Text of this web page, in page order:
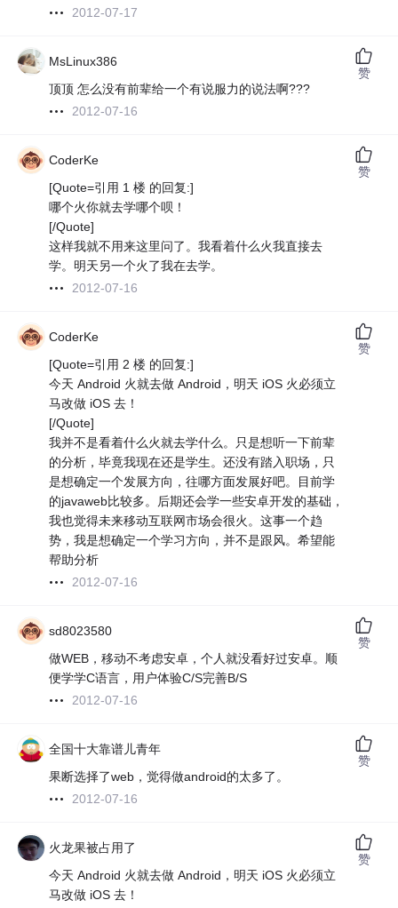
2012-07-17
MsLinux386
顶顶 怎么没有前辈给一个有说服力的说法啊???
2012-07-16
赞
CoderKe
[Quote=引用 1 楼 的回复:]
哪个火你就去学哪个呗！
[/Quote]
这样我就不用来这里问了。我看着什么火我直接去
学。明天另一个火了我在去学。
2012-07-16
赞
CoderKe
[Quote=引用 2 楼 的回复:]
今天 Android 火就去做 Android，明天 iOS 火必须立
马改做 iOS 去！
[/Quote]
我并不是看着什么火就去学什么。只是想听一下前辈
的分析，毕竟我现在还是学生。还没有踏入职场，只
是想确定一个发展方向，往哪方面发展好吧。目前学
的javaweb比较多。后期还会学一些安卓开发的基础，
我也觉得未来移动互联网市场会很火。这事一个趋
势，我是想确定一个学习方向，并不是跟风。希望能
帮助分析
2012-07-16
赞
sd8023580
做WEB，移动不考虑安卓，个人就没看好过安卓。顺
便学学C语言，用户体验C/S完善B/S
2012-07-16
赞
全国十大靠谱儿青年
果断选择了web，觉得做android的太多了。
2012-07-16
赞
火龙果被占用了
今天 Android 火就去做 Android，明天 iOS 火必须立
马改做 iOS 去！
赞